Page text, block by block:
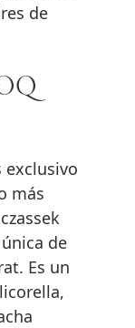
de
exclusivo
más
de
Es un